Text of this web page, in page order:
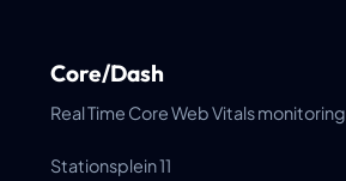
Core/Dash
Real Time Core Web Vitals monitoring
Stationsplein 11